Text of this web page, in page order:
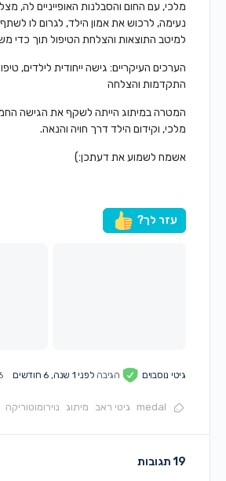
מלכי, עם החום והסבלנות האופייניים לה,
נעימה, לרכוש את אמון הילד, לגרום לו
למיטב התוצאות והצלחת הטיפול תוך כדי
הערכים העיקריים: גישה ייחודית לילדים,
התקדמות והצלחה
המטרה במיתוג הייתה לשקף את הגישה
מלכי, וקידום הילד דרך חויה והנאה.
אשמח לשמוע את דעתכן:)
עזר לך?
גיטי נוסבוים הגיבהלפני 1 שנה, 6 חודשים 16
medal גיטי ראב מיתוג נוירומוטוריקה
19 תגובות